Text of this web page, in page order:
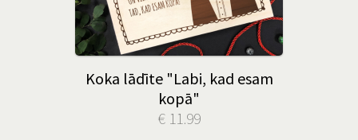
Koka lādīte "Labi, kad esam
kopā"
€ 11.99